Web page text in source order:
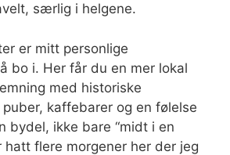
særlig i helgene.
er mitt personlige
bo i. Her får du en mer lokal
med historiske
kaffebarer og en følelse
bydel, ikke bare “midt i en
hatt flere morgener her der jeg